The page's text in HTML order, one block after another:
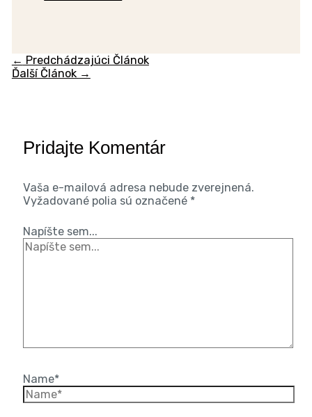
← Predchádzajúci Článok
Ďalší Článok →
Pridajte Komentár
Vaša e-mailová adresa nebude zverejnená.
Vyžadované polia sú označené *
Napíšte sem...
Name*